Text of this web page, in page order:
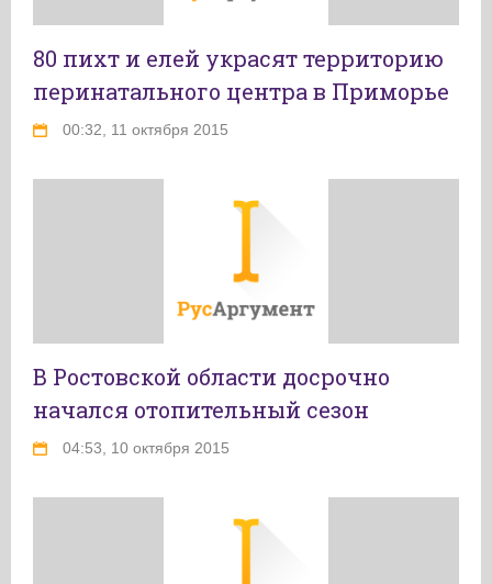
80 пихт и елей украсят территорию
перинатального центра в Приморье
00:32, 11 октября 2015
В Ростовской области досрочно
начался отопительный сезон
04:53, 10 октября 2015